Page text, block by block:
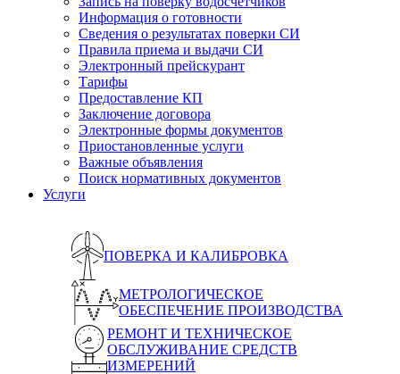
Информация о готовности
Сведения о результатах поверки СИ
Правила приема и выдачи СИ
Электронный прейскурант
Тарифы
Предоставление КП
Заключение договора
Электронные формы документов
Приостановленные услуги
Важные объявления
Поиск нормативных документов
Услуги
ПОВЕРКА И КАЛИБРОВКА
МЕТРОЛОГИЧЕСКОЕ
ОБЕСПЕЧЕНИЕ ПРОИЗВОДСТВА
РЕМОНТ И ТЕХНИЧЕСКОЕ
ОБСЛУЖИВАНИЕ СРЕДСТВ
ИЗМЕРЕНИЙ